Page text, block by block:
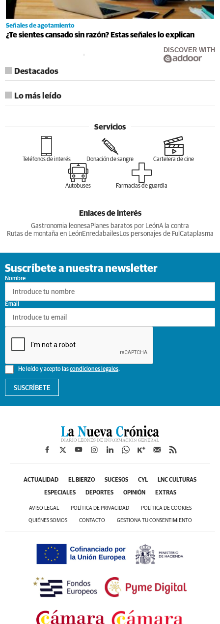
Señales de agotamiento
¿Te sientes cansado sin razón? Estas señales lo explican
DISCOVER WITH
Destacados
Lo más leído
Servicios
Teléfonos de interés Donación de sangre Cartelera de cine
Autobuses Farmacias de guardia
Enlaces de interés
Gastronomia leonesa Planes baratos por LeónA la contra
Rutas de montaña en LeónEnredabailesLos personajes de Ful Cataplasma
Suscríbete a nuestra newsletter
Nombre
He leído y acepto lascondiciones legales.
Email
SUSCRÍBETE
ACTUALIDAD EL BIERZO SUCESOS CYL LNC CULTURAS
ESPECIALES DEPORTES OPINIÓN EXTRAS
AVISO LEGAL POLÍTICA DE PRIVACIDAD POLÍTICA DE COOKIES
QUIÉNES SOMOS CONTACTO GESTIONA TU CONSENTIMIENTO